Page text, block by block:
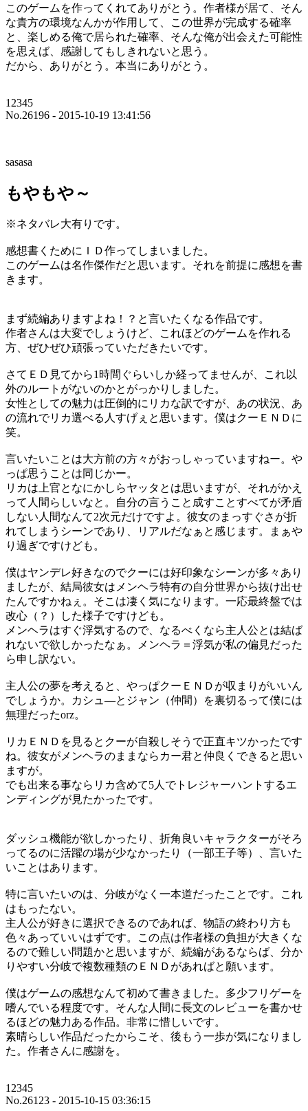
このゲームを作ってくれてありがとう。作者様が居て、そん
な貴方の環境なんかが作用して、この世界が完成する確率
と、楽しめる俺で居られた確率、そんな俺が出会えた可能性
を思えば、感謝してもしきれないと思う。
だから、ありがとう。本当にありがとう。
12345
No.26196 - 2015-10-19 13:41:56
sasasa
もやもや～
※ネタバレ大有りです。
感想書くためにＩＤ作ってしまいました。
このゲームは名作傑作だと思います。それを前提に感想を書
きます。
まず続編ありますよね！？と言いたくなる作品です。
作者さんは大変でしょうけど、これほどのゲームを作れる
方、ぜひぜひ頑張っていただきたいです。
さてＥＤ見てから1時間ぐらいしか経ってませんが、これ以
外のルートがないのかとがっかりしました。
女性としての魅力は圧倒的にリカな訳ですが、あの状況、あ
の流れでリカ選べる人すげぇと思います。僕はクーＥＮＤに
笑。
言いたいことは大方前の方々がおっしゃっていますねー。や
っぱ思うことは同じかー。
リカは上官となにかしらヤッタとは思いますが、それがかえ
って人間らしいなと。自分の言うこと成すことすべてが矛盾
しない人間なんて2次元だけですよ。彼女のまっすぐさが折
れてしまうシーンであり、リアルだなぁと感じます。まぁや
り過ぎですけども。
僕はヤンデレ好きなのでクーには好印象なシーンが多々あり
ましたが、結局彼女はメンヘラ特有の自分世界から抜け出せ
たんですかねぇ。そこは凄く気になります。一応最終盤では
改心（？）した様子ですけども。
メンヘラはすぐ浮気するので、なるべくなら主人公とは結ば
れないで欲しかったなぁ。メンヘラ＝浮気が私の偏見だった
ら申し訳ない。
主人公の夢を考えると、やっぱクーＥＮＤが収まりがいいん
でしょうか。カシュ―とジャン（仲間）を裏切るって僕には
無理だったorz。
リカＥＮＤを見るとクーが自殺しそうで正直キツかったです
ね。彼女がメンヘラのままならカー君と仲良くできると思い
ますが。
でも出来る事ならリカ含めて5人でトレジャーハントするエ
ンディングが見たかったです。
ダッシュ機能が欲しかったり、折角良いキャラクターがそろ
ってるのに活躍の場が少なかったり（一部王子等）、言いた
いことはあります。
特に言いたいのは、分岐がなく一本道だったことです。これ
はもったない。
主人公が好きに選択できるのであれば、物語の終わり方も
色々あっていいはずです。この点は作者様の負担が大きくな
るので難しい問題かと思いますが、続編があるならば、分か
りやすい分岐で複数種類のＥＮＤがあればと願います。
僕はゲームの感想なんて初めて書きました。多少フリゲーを
嗜んでいる程度です。そんな人間に長文のレビューを書かせ
るほどの魅力ある作品。非常に惜しいです。
素晴らしい作品だったからこそ、後もう一歩が気になりまし
た。作者さんに感謝を。
12345
No.26123 - 2015-10-15 03:36:15